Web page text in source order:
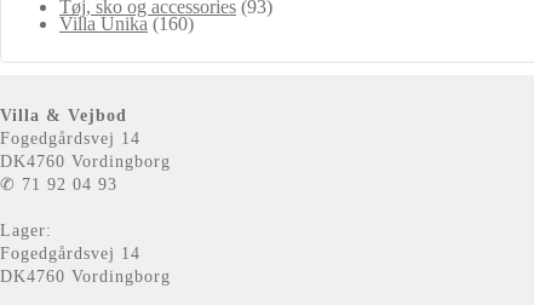
Tøj, sko og accessories (93)
Villa Unika (160)
Villa & Vejbod
Fogedgårdsvej 14
DK4760 Vordingborg
✆ 71 92 04 93
Lager:
Fogedgårdsvej 14
DK4760 Vordingborg